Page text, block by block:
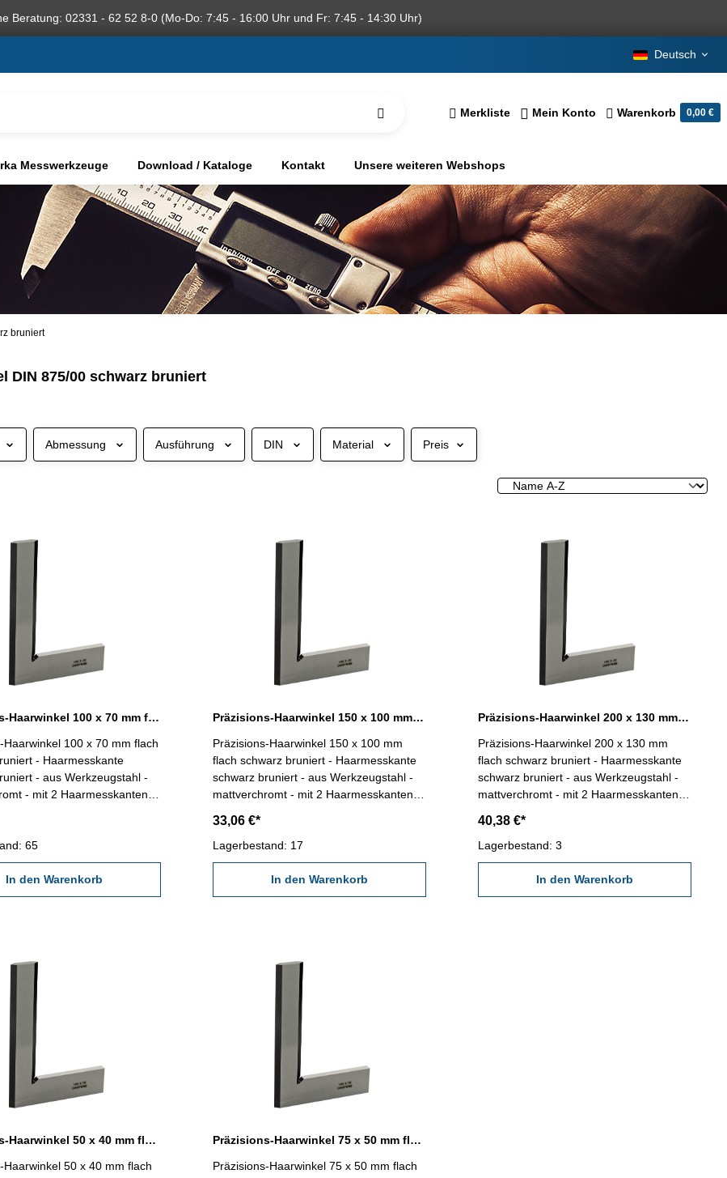
Beratung: 02331 - 62 52 8-0 (Mo-Do: 7:45 - 16:00 Uhr und Fr: 7:45 - 14:30 Uhr)
Deutsch
Merkliste Mein Konto Warenkorb 0,00 €
Messwerkzeuge Download / Kataloge Kontakt Unsere weiteren Webshops
bruniert
DIN 875/00 schwarz bruniert
Abmessung Ausführung DIN Material Preis
Präzisions-Haarwinkel 100 x 70 mm flach schwarz bruniert DIN 875/00
Haarwinkel 100 x 70 mm flach
- Haarmesskante
- aus Werkzeugstahl -
- mit 2 Haarmesskanten,
100 x
65
In den Warenkorb
Präzisions-Haarwinkel 150 x 100 mm flach schwarz bruniert DIN 875/00
Präzisions-Haarwinkel 150 x 100 mm
flach schwarz bruniert - Haarmesskante
schwarz bruniert - aus Werkzeugstahl -
mattverchromt - mit 2 Haarmesskanten,
im Behältnis/Kasten Abmessung: 150 x
100 mm
33,06 €*
Lagerbestand: 17
In den Warenkorb
Präzisions-Haarwinkel 200 x 130 mm flach schwarz bruniert DIN 875/00
Präzisions-Haarwinkel 200 x 130 mm
flach schwarz bruniert - Haarmesskante
schwarz bruniert - aus Werkzeugstahl -
mattverchromt - mit 2 Haarmesskanten,
im Behältnis/Kasten Abmessung: 200 x
130 mm
40,38 €*
Lagerbestand: 3
In den Warenkorb
Präzisions-Haarwinkel 50 x 40 mm flach schwarz bruniert DIN 875/00
Haarwinkel 50 x 40 mm flach
Präzisions-Haarwinkel 75 x 50 mm flach schwarz bruniert DIN 875/00
Präzisions-Haarwinkel 75 x 50 mm flach